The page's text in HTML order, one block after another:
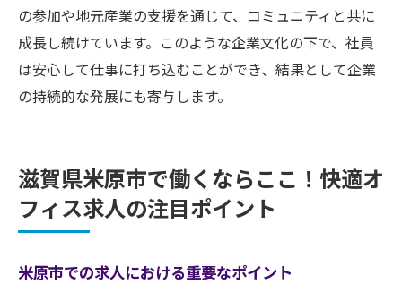
の参加や地元産業の支援を通じて、コミュニティと共に
成長し続けています。このような企業文化の下で、社員
は安心して仕事に打ち込むことができ、結果として企業
の持続的な発展にも寄与します。
滋賀県米原市で働くならここ！快適オ
フィス求人の注目ポイント
米原市での求人における重要なポイント